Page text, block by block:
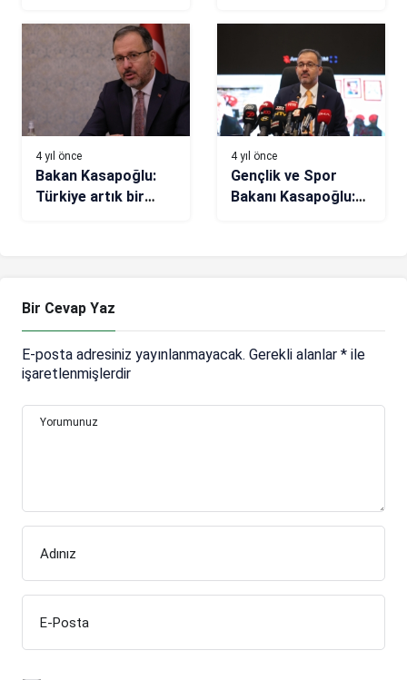
hikayesi kurgu çıktı
4 yıl önce
Bakan Kasapoğlu:
Türkiye artık bir
4 yıl önce
Gençlik ve Spor
Bakanı Kasapoğlu:
Bir Cevap Yaz
E-posta adresiniz yayınlanmayacak. Gerekli alanlar * ile
işaretlenmişlerdir
Yorumunuz
Adınız
E-Posta